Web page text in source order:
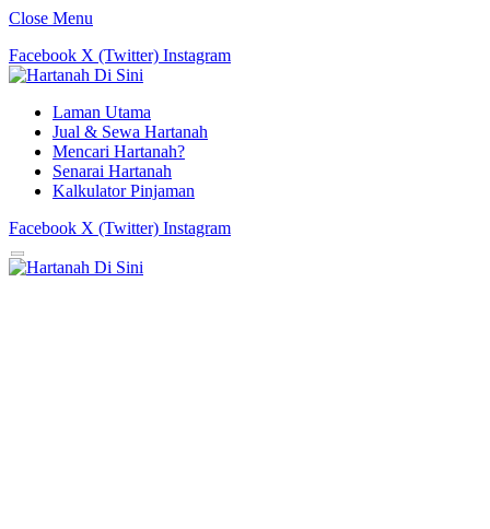
Close Menu
Facebook X (Twitter) Instagram
Laman Utama
Jual & Sewa Hartanah
Mencari Hartanah?
Senarai Hartanah
Kalkulator Pinjaman
Facebook X (Twitter) Instagram